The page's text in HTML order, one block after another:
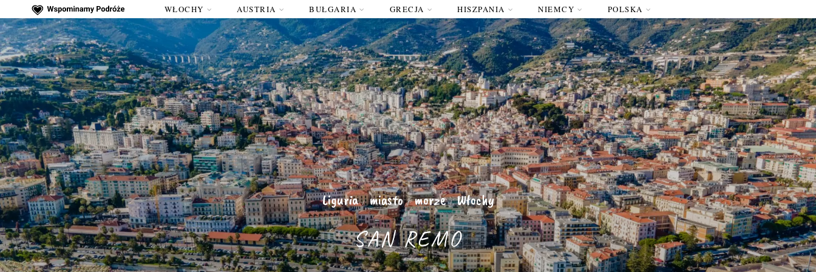
WŁOCHY AUSTRIA BUŁGARIA GRECJA HISZPANIA NIEMCY POLSKA
Liguria / miasto / morze / Włochy
SAN REMO